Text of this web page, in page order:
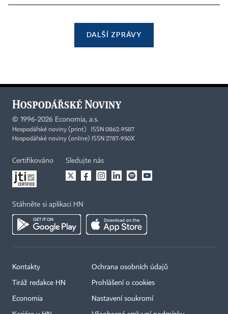
DALŠÍ ZPRÁVY
© 1996-2026 Economia, a.s.
Hospodářské noviny (print) ISSN 0862-9587
Hospodářské noviny (online) ISSN 2787-950X
Certifikováno Sledujte nás
Stáhněte si aplikaci HN
Kontakty
Tiráž redakce HN
Economia
Ochrana osobních údajů
Prohlášení o cookies
Nastavení soukromí